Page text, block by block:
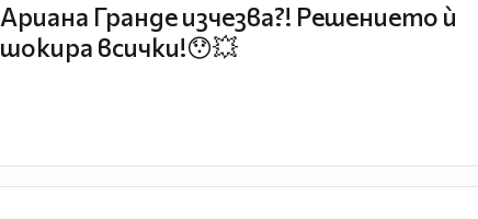
Ариана Гранде изчезва?! Решението ѝ
шокира всички!😯💥